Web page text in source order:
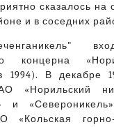
сказалось
и в соседних
концерна
1994). В декабре
«Норильский
и
«Кольская